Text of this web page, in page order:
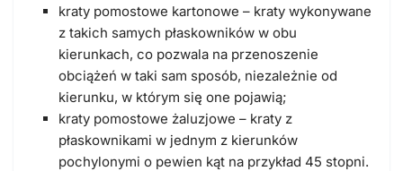
kraty pomostowe kartonowe – kraty wykonywane
z takich samych płaskowników w obu
kierunkach, co pozwala na przenoszenie
obciążeń w taki sam sposób, niezależnie od
kierunku, w którym się one pojawią;
kraty pomostowe żaluzjowe – kraty z
płaskownikami w jednym z kierunków
pochylonymi o pewien kąt na przykład 45 stopni.